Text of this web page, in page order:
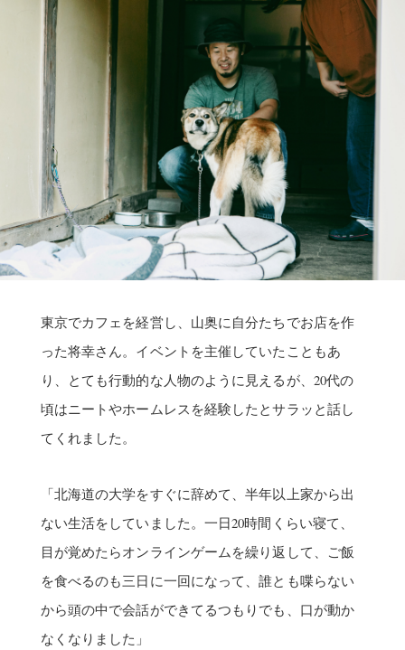
東京でカフェを経営し、山奥に自分たちでお店を作
った将幸さん。イベントを主催していたこともあ
り、とても行動的な人物のように見えるが、20代の
頃はニートやホームレスを経験したとサラッと話し
てくれました。
「北海道の大学をすぐに辞めて、半年以上家から出
ない生活をしていました。一日20時間くらい寝て、
目が覚めたらオンラインゲームを繰り返して、ご飯
を食べるのも三日に一回になって、誰とも喋らない
から頭の中で会話ができてるつもりでも、口が動か
なくなりました」